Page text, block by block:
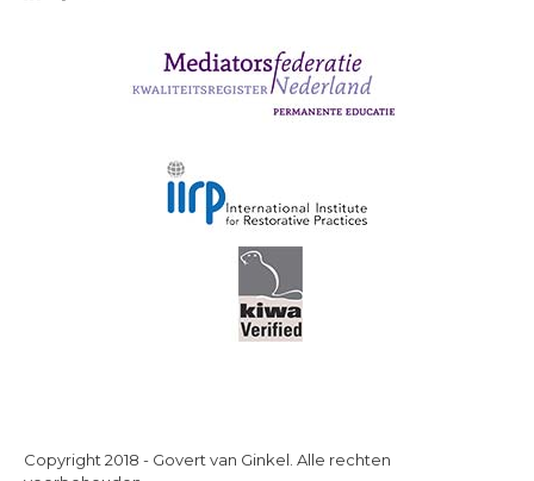
Copyright 2018 - Govert van Ginkel. Alle rechten